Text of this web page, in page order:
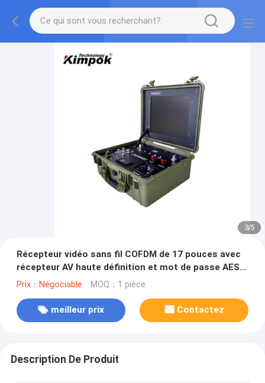
3/5
Récepteur vidéo sans fil COFDM de 17 pouces avec
récepteur AV haute définition et mot de passe AES
défini par l'utilisateur
Prix：Négociable MOQ：1 pièce
meilleur prix Contactez
Description De Produit